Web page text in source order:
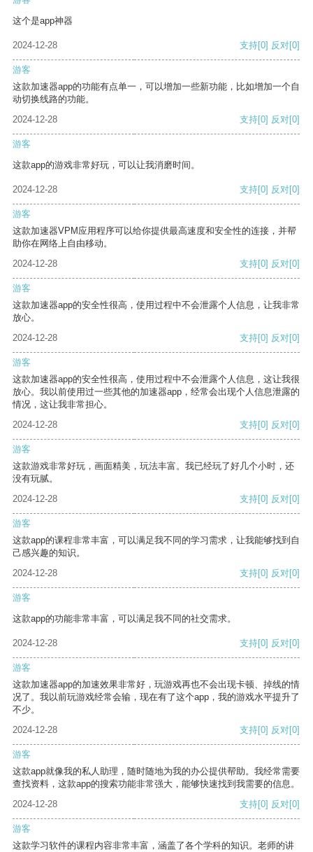
这个是app神器
2024-12-28 支持[0] 反对[0]
游客
这款加速器app的功能有点单一，可以增加一些新功能，比如增加一个自
动切换线路的功能。
2024-12-28
支持[0] 反对[0]
游客
这款app的游戏非常好玩，可以让我消磨时间。
2024-12-28 支持[0] 反对[0]
游客
这款加速器VPM应用程序可以给你提供最高速度和安全性的连接，并帮
助你在网络上自由移动。
2024-12-28
支持[0] 反对[0]
游客
这款加速器app的安全性很高，使用过程中不会泄露个人信息，让我非常
放心。
2024-12-28
支持[0] 反对[0]
游客
这款加速器app的安全性很高，使用过程中不会泄露个人信息，这让我很
放心。我以前使用过一些其他的加速器app，经常会出现个人信息泄露的
情况，这让我非常担心。
2024-12-28
支持[0] 反对[0]
游客
这款游戏非常好玩，画面精美，玩法丰富。我已经玩了好几个小时，还
没有玩腻。
2024-12-28
支持[0] 反对[0]
游客
这款app的课程非常丰富，可以满足我不同的学习需求，让我能够找到自
己感兴趣的知识。
2024-12-28
支持[0] 反对[0]
游客
这款app的功能非常丰富，可以满足我不同的社交需求。
2024-12-28 支持[0] 反对[0]
游客
这款加速器app的加速效果非常好，玩游戏再也不会出现卡顿、掉线的情
况了。我以前玩游戏经常会输，现在有了这个app，我的游戏水平提升了
不少。
2024-12-28
支持[0] 反对[0]
游客
这款app就像我的私人助理，随时随地为我的办公提供帮助。我经常需要
查找资料，这款app的搜索功能非常强大，能够快速找到我需要的信息。
2024-12-28
支持[0] 反对[0]
游客
这款学习软件的课程内容非常丰富，涵盖了各个学科的知识。老师的讲